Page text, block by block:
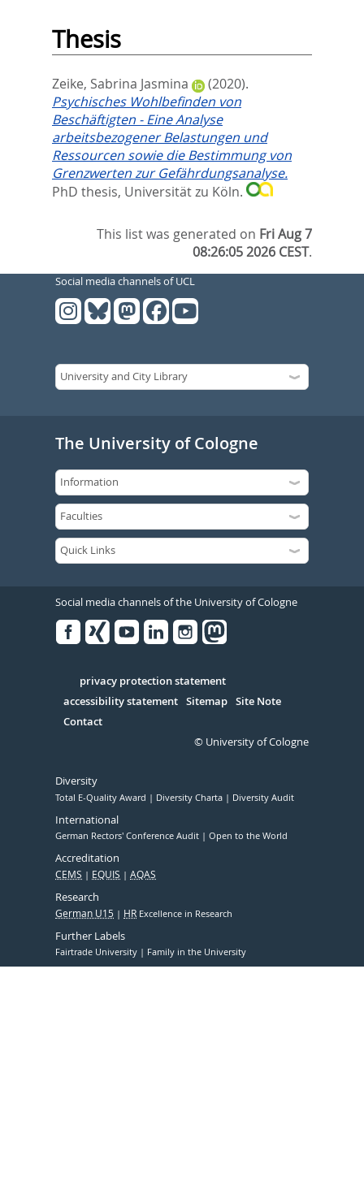
Thesis
Zeike, Sabrina Jasmina
(2020).
Psychisches Wohlbefinden von
Beschäftigten - Eine Analyse
arbeitsbezogener Belastungen und
Ressourcen sowie die Bestimmung von
Grenzwerten zur Gefährdungsanalyse.
PhD thesis, Universität zu Köln.
This list was generated on Fri Aug 7
08:26:05 2026 CEST.
Social media channels of UCL
The University of Cologne
Social media channels of the University of Cologne
Serivce
privacy protection statement
accessibility statement Sitemap Site Note
Contact
© University of Cologne
Diversity
Total E-Quality Award Diversity Charta Diversity Audit
International
German Rectors' Conference Audit Open to the World
Accreditation
CEMS EQUIS AQAS
Research
German U15 HR Excellence in Research
Further Labels
Fairtrade University Family in the University